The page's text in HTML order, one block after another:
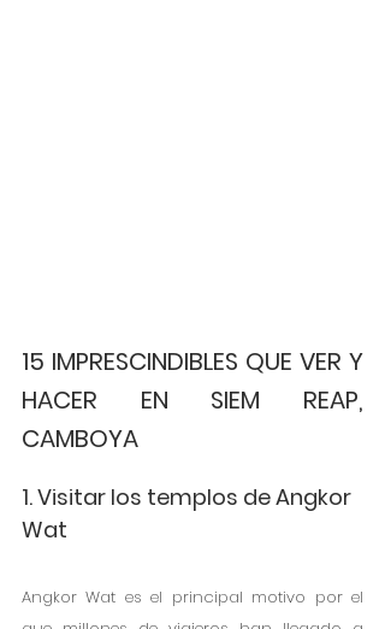
15 IMPRESCINDIBLES QUE VER Y
HACER EN SIEM REAP,
CAMBOYA
1. Visitar los templos de Angkor
Wat
Angkor Wat es el principal motivo por el